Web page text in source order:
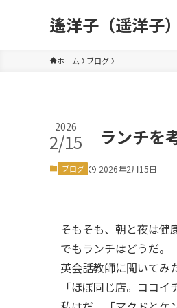
遙洋子（遥洋子
ホーム ブログ
ランチを
2026
2/15
ブログ 2026年2月15日
そもそも、朝と夜は健
でもランチはどうだ。
英会話教師に聞いてみ
「ほぼ同じ店。ココイ